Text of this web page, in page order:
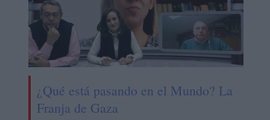
¿Qué está pasando en el Mundo? La
Franja de Gaza